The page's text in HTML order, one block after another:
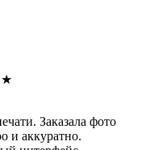
★
Заказала фото
и аккуратно.